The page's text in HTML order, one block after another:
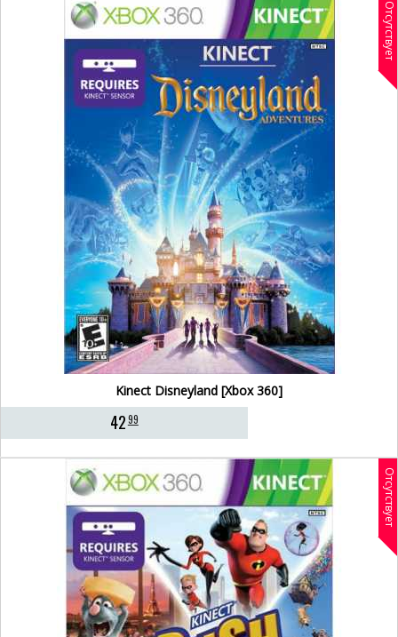
Отсутствует
Kinect Disneyland [Xbox 360]
4299
Отсутствует